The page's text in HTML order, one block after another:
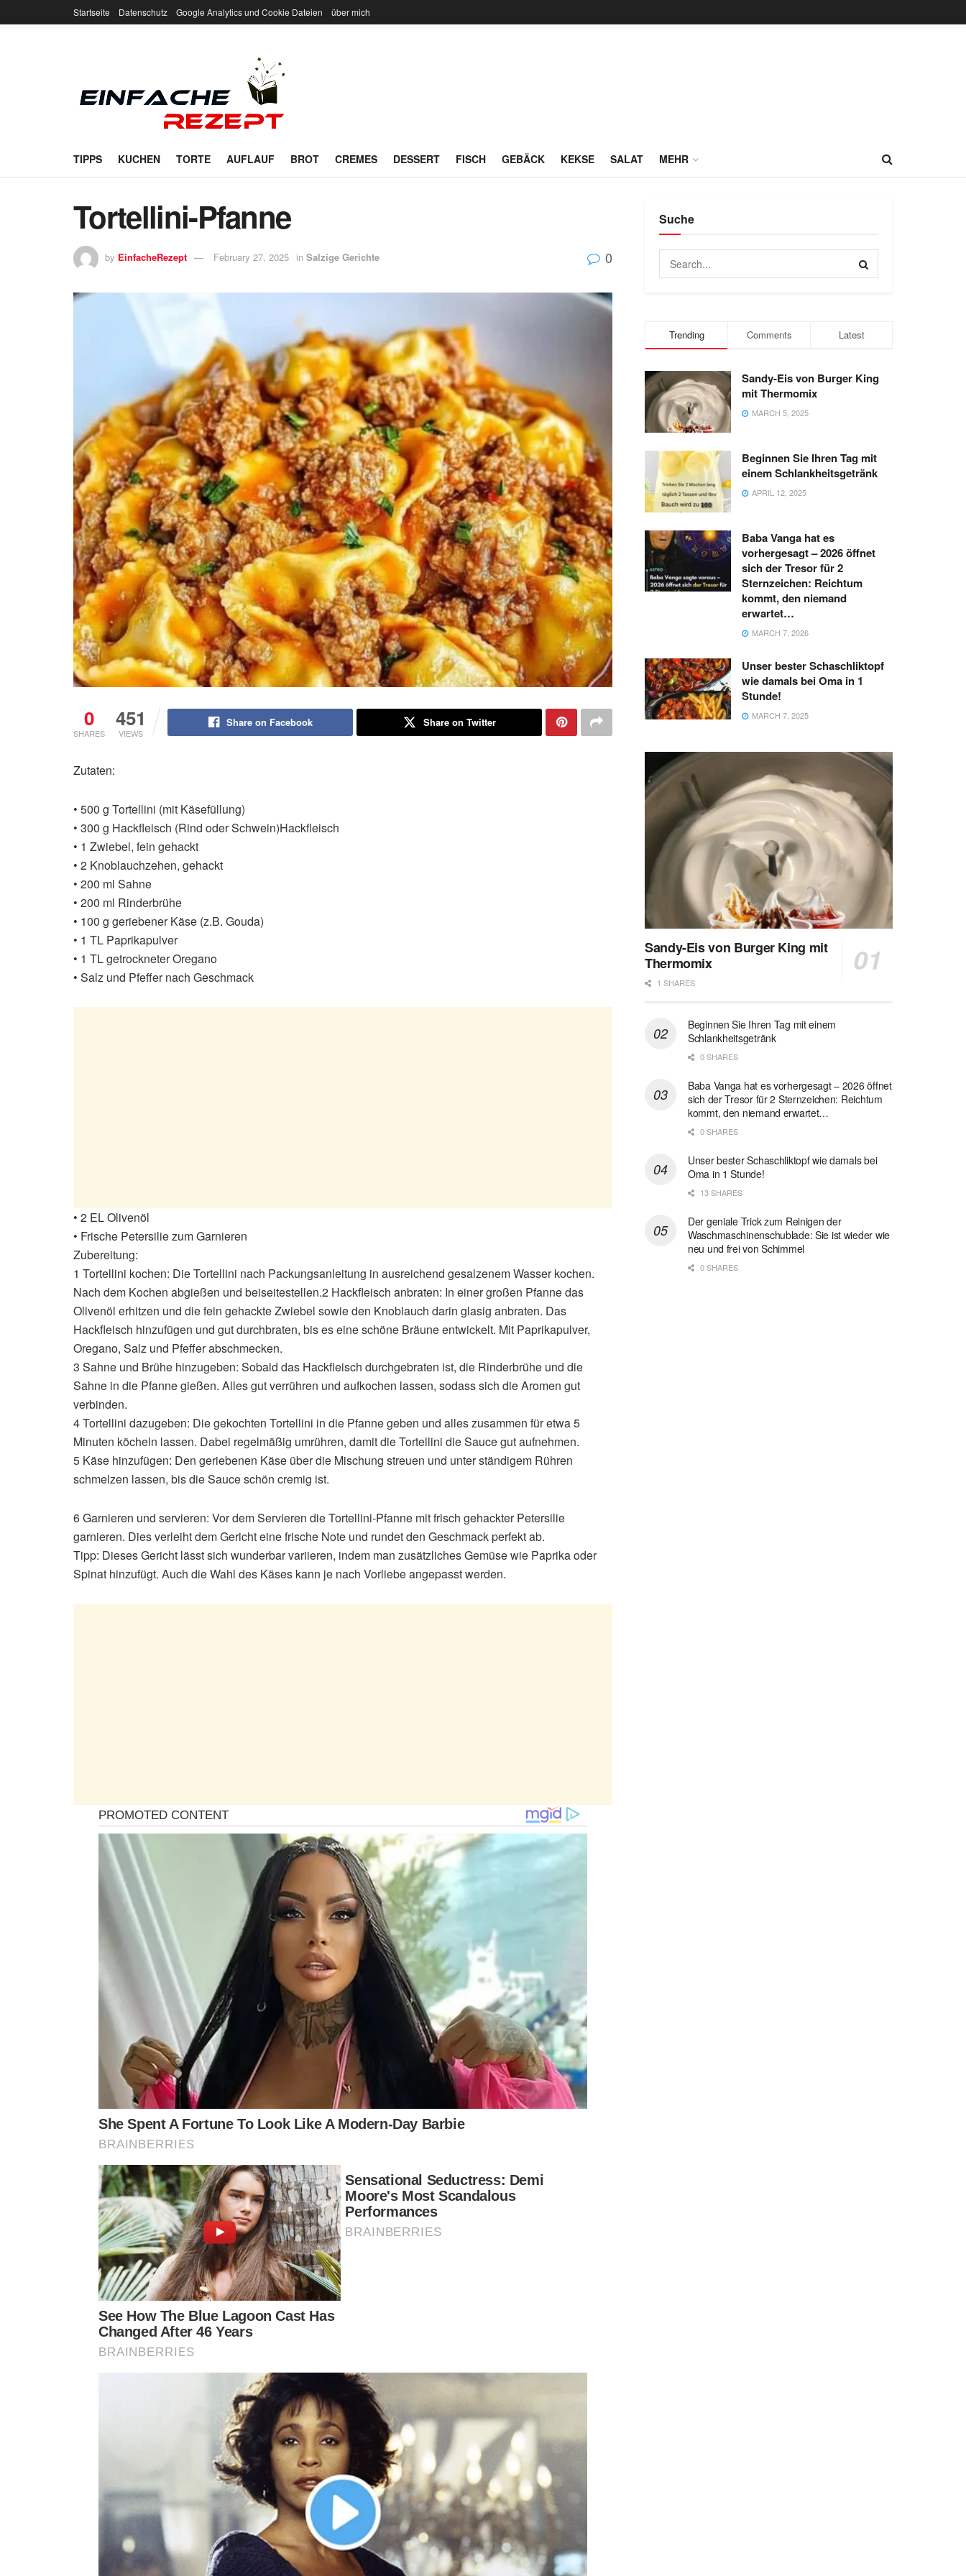
Startseite Datenschutz Google Analytics und Cookie Dateien über mich
TIPPS KUCHEN TORTE AUFLAUF BROT CREMES DESSERT FISCH GEBÄCK KEKSE SALAT MEHR
Tortellini-Pfanne
by EinfacheRezept February 27, 2025 in Salzige Gerichte 0
0
SHARES
451
VIEWS
Share on Facebook Share on Twitter
Zutaten:
• 500 g Tortellini (mit Käsefüllung)
• 300 g Hackfleisch (Rind oder Schwein)Hackfleisch
• 1 Zwiebel, fein gehackt
• 2 Knoblauchzehen, gehackt
• 200 ml Sahne
• 200 ml Rinderbrühe
• 100 g geriebener Käse (z.B. Gouda)
• 1 TL Paprikapulver
• 1 TL getrockneter Oregano
• Salz und Pfeffer nach Geschmack
• 2 EL Olivenöl
• Frische Petersilie zum Garnieren
Zubereitung:
1 Tortellini kochen: Die Tortellini nach Packungsanleitung in ausreichend gesalzenem Wasser kochen.
Nach dem Kochen abgießen und beiseitestellen.2 Hackfleisch anbraten: In einer großen Pfanne das
Olivenöl erhitzen und die fein gehackte Zwiebel sowie den Knoblauch darin glasig anbraten. Das
Hackfleisch hinzufügen und gut durchbraten, bis es eine schöne Bräune entwickelt. Mit Paprikapulver,
Oregano, Salz und Pfeffer abschmecken.
3 Sahne und Brühe hinzugeben: Sobald das Hackfleisch durchgebraten ist, die Rinderbrühe und die
Sahne in die Pfanne gießen. Alles gut verrühren und aufkochen lassen, sodass sich die Aromen gut
verbinden.
4 Tortellini dazugeben: Die gekochten Tortellini in die Pfanne geben und alles zusammen für etwa 5
Minuten köcheln lassen. Dabei regelmäßig umrühren, damit die Tortellini die Sauce gut aufnehmen.
5 Käse hinzufügen: Den geriebenen Käse über die Mischung streuen und unter ständigem Rühren
schmelzen lassen, bis die Sauce schön cremig ist.
6 Garnieren und servieren: Vor dem Servieren die Tortellini-Pfanne mit frisch gehackter Petersilie
garnieren. Dies verleiht dem Gericht eine frische Note und rundet den Geschmack perfekt ab.
Tipp: Dieses Gericht lässt sich wunderbar variieren, indem man zusätzliches Gemüse wie Paprika oder
Spinat hinzufügt. Auch die Wahl des Käses kann je nach Vorliebe angepasst werden.
Suche
Trending Comments Latest
Sandy-Eis von Burger King
mit Thermomix
MARCH 5, 2025
Beginnen Sie Ihren Tag mit
einem Schlankheitsgetränk
APRIL 12, 2025
Baba Vanga hat es
vorhergesagt – 2026 öffnet
sich der Tresor für 2
Sternzeichen: Reichtum
kommt, den niemand
erwartet…
MARCH 7, 2026
Unser bester Schaschliktopf
wie damals bei Oma in 1
Stunde!
MARCH 7, 2025
Sandy-Eis von Burger King mit
Thermomix
1 SHARES
Beginnen Sie Ihren Tag mit einem
Schlankheitsgetränk
0 SHARES
Baba Vanga hat es vorhergesagt – 2026 öffnet
sich der Tresor für 2 Sternzeichen: Reichtum
kommt, den niemand erwartet…
0 SHARES
Unser bester Schaschliktopf wie damals bei
Oma in 1 Stunde!
13 SHARES
Der geniale Trick zum Reinigen der
Waschmaschinenschublade: Sie ist wieder wie
neu und frei von Schimmel
0 SHARES